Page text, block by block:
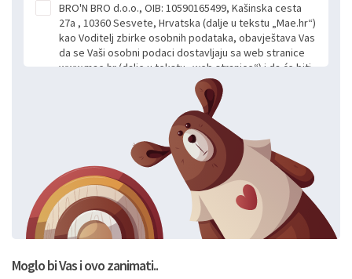
BRO'N BRO d.o.o., OIB: 10590165499, Kašinska cesta
27a , 10360 Sesvete, Hrvatska (dalje u tekstu „Mae.hr“)
kao Voditelj zbirke osobnih podataka, obavještava Vas
da se Vaši osobni podaci dostavljaju sa web stranice
www.mae.hr (dalje u tekstu „web stranice“) i da će biti
obrađeni. Prihvaćanjem ove Izjave smatra se da
slobodno i izričito dajete privolu za prikupljanje i daljnju
obradu Vaših osobnih podataka koje ustupate Mae.hr
putem ovih web stranica u svrhu odgovora i daljnje
komunikacije na Vaš upit poslan kroz kontakt obrazac.
Radi se o dobrovoljnom davanju podataka te ovu
Izjavu niste dužni prihvatiti odnosno niste dužni unositi
svoje osobne podatke u jednu od prijavnih
formi/obrazaca dostupnih na ovim web stranicama.
BRO'N BRO d.o.o. će s Vašim osobnim podacima
postupati sukladno Općoj uredbi o zaštiti podataka
privatnosti i kolačića koju možete pročitati ovdje i
Moglo bi Vas i ovo zanimati..